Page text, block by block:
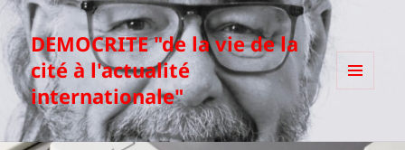
DEMOCRITE "de la vie de la
cité à l'actualité
internationale"